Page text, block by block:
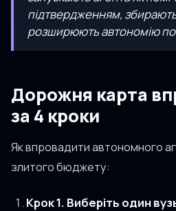
підтвердженням,
розширюють автономію
Дорожня карта
за 4 кроки
Як впровадити автономного
злитого бюджету:
Крок 1. Виберіть один